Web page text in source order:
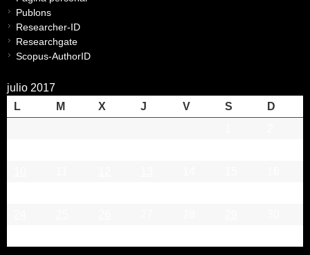
Publons
Researcher-ID
Researchgate
Scopus-AuthorID
julio 2017
L
M X J V S
D